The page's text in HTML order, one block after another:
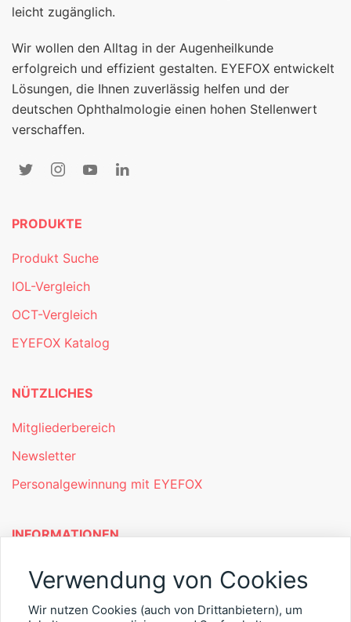
leicht zugänglich.
Wir wollen den Alltag in der Augenheilkunde
erfolgreich und effizient gestalten. EYEFOX entwickelt
Lösungen, die Ihnen zuverlässig helfen und der
deutschen Ophthalmologie einen hohen Stellenwert
verschaffen.
PRODUKTE
Produkt Suche
IOL-Vergleich
OCT-Vergleich
EYEFOX Katalog
NÜTZLICHES
Mitgliederbereich
Newsletter
Personalgewinnung mit EYEFOX
INFORMATIONEN
Was ist EYEFOX – Ihre Möglichkeiten
Verwendung von Cookies
Wir nutzen Cookies (auch von Drittanbietern), um